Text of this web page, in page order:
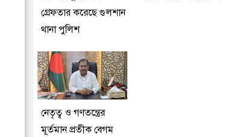
গ্রেফতার করেছে গুলশান
থানা পুলিশ
নেতৃত্ব ও গণতন্ত্রের
মূর্তমান প্রতীক বেগম